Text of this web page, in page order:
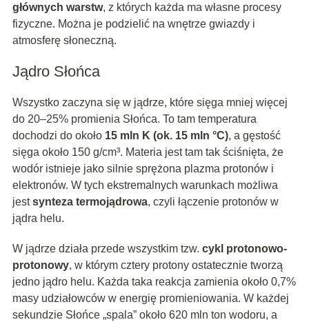
głównych warstw, z których każda ma własne procesy
fizyczne. Można je podzielić na wnętrze gwiazdy i
atmosferę słoneczną.
Jądro Słońca
Wszystko zaczyna się w jądrze, które sięga mniej więcej
do 20–25% promienia Słońca. To tam temperatura
dochodzi do około 15 mln K (ok. 15 mln °C), a gęstość
sięga około 150 g/cm³. Materia jest tam tak ściśnięta, że
wodór istnieje jako silnie sprężona plazma protonów i
elektronów. W tych ekstremalnych warunkach możliwa
jestsynteza termojądrowa, czyli łączenie protonów w
jądra helu.
W jądrze działa przede wszystkim tzw. cykl protonowo-
protonowy, w którym cztery protony ostatecznie tworzą
jedno jądro helu. Każda taka reakcja zamienia około 0,7%
masy udziałowców w energię promieniowania. W każdej
sekundzie Słońce „spala” około 620 mln ton wodoru, a